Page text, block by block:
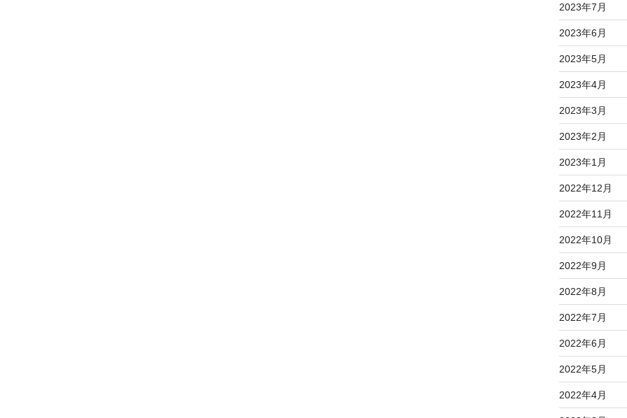
2023年7月
2023年6月
2023年5月
2023年4月
2023年3月
2023年2月
2023年1月
2022年12月
2022年11月
2022年10月
2022年9月
2022年8月
2022年7月
2022年6月
2022年5月
2022年4月